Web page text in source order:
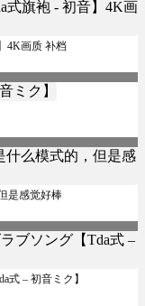
4K画质 补档
是感觉好棒
式 – 初音ミク】